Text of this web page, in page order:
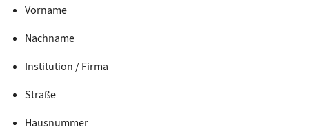
Vorname
Nachname
Institution / Firma
Straße
Hausnummer